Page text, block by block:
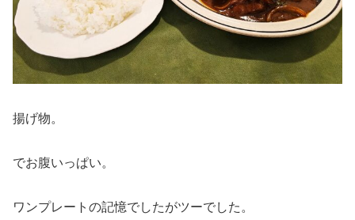
揚げ物。
でお腹いっぱい。
ワンプレートの記憶でしたがツーでした。